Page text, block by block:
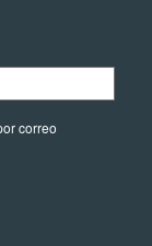
correo